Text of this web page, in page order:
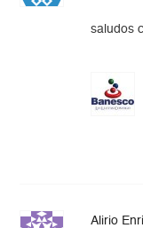
saludos
Alirio